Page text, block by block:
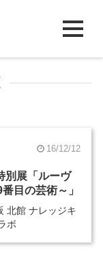
16/12/12
別展「ルーヴ
目の芸術～」
北館 ナレッジキ
ボ